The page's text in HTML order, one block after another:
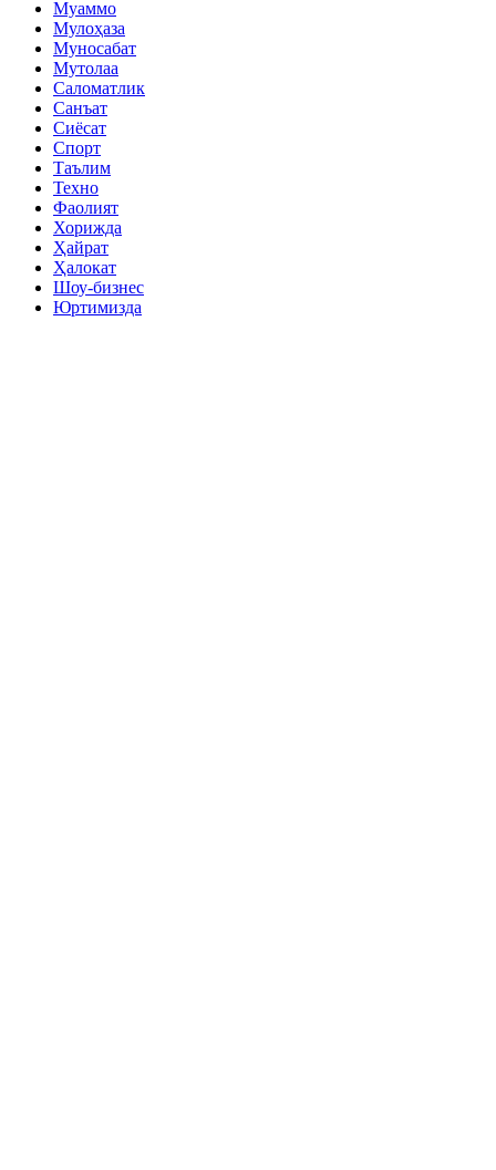
Муаммо
Мулоҳаза
Муносабат
Мутолаа
Саломатлик
Санъат
Сиёсат
Спорт
Таълим
Техно
Фаолият
Хорижда
Ҳайрат
Ҳалокат
Шоу-бизнес
Юртимизда